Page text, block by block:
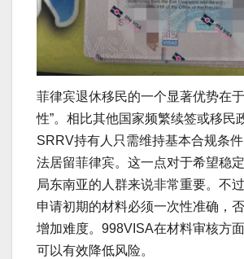
菲律宾退休移民的一个显著优势在
性”。相比其他国家频繁续签或移民
SRRV持有人只需维持基本合规条
法居留菲律宾。这一点对于希望稳
局东南亚的人群来说非常重要。不
申请初期的材料必须一次性准确，
增加难度。998VISA在材料审核方
可以有效降低风险。